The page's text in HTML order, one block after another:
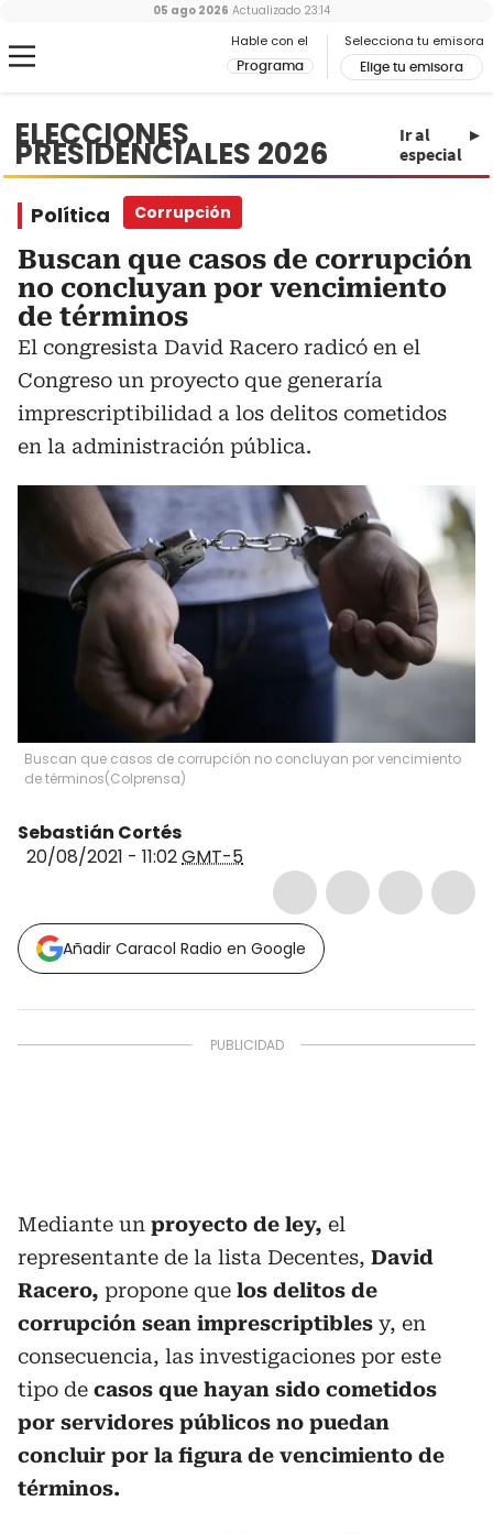
Hable con el
Programa
Selecciona tu emisora
Elige tu emisora
05 ago 2026 Actualizado 23:14
ELECCIONES
PRESIDENCIALES 2026
Ir al
especial
Política Corrupción
Buscan que casos de corrupción
no concluyan por vencimiento
de términos
El congresista David Racero radicó en el
Congreso un proyecto que generaría
imprescriptibilidad a los delitos cometidos
en la administración pública.
Buscan que casos de corrupción no concluyan por vencimiento
de términos(Colprensa)
Sebastián Cortés
20/08/2021 - 11:02GMT-5
Añadir Caracol Radio en Google
Mediante un proyecto de ley, el
representante de la lista Decentes, David
Racero, propone que los delitos de
corrupción sean imprescriptibles y, en
consecuencia, las investigaciones por este
tipo de casos que hayan sido cometidos
por servidores públicos no puedan
concluir por la figura de vencimiento de
términos.